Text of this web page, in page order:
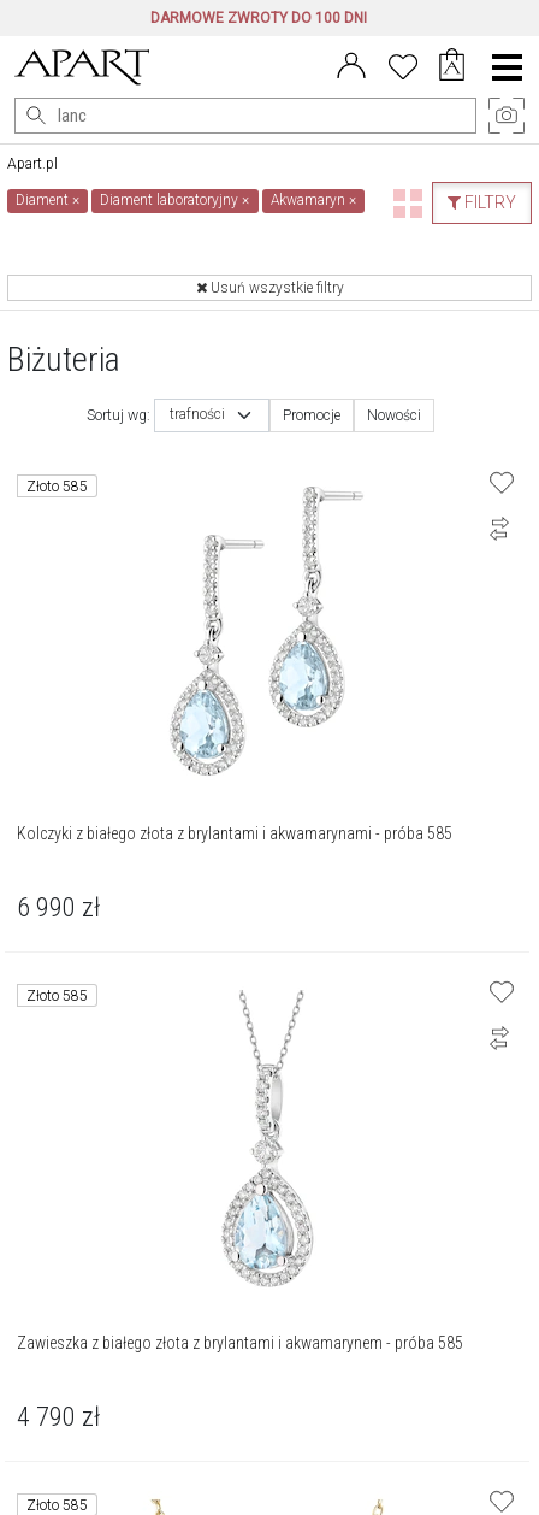
DARMOWE ZWROTY DO 100 DNI
Menu
główne
Apart.pl
FILTRY
Diament× Diament laboratoryjny× Akwamaryn ×
Usuń wszystkie filtry
Biżuteria
Sortuj wg: trafności Promocje Nowości
Złoto 585
Kolczyki z białego złota z brylantami i akwamarynami - próba 585
6 990 zł
Złoto 585
Zawieszka z białego złota z brylantami i akwamarynem - próba 585
4 790 zł
Złoto 585